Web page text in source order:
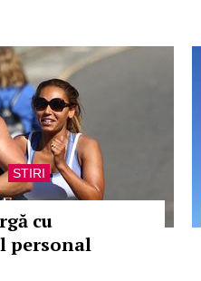
STIRI
cu
personal